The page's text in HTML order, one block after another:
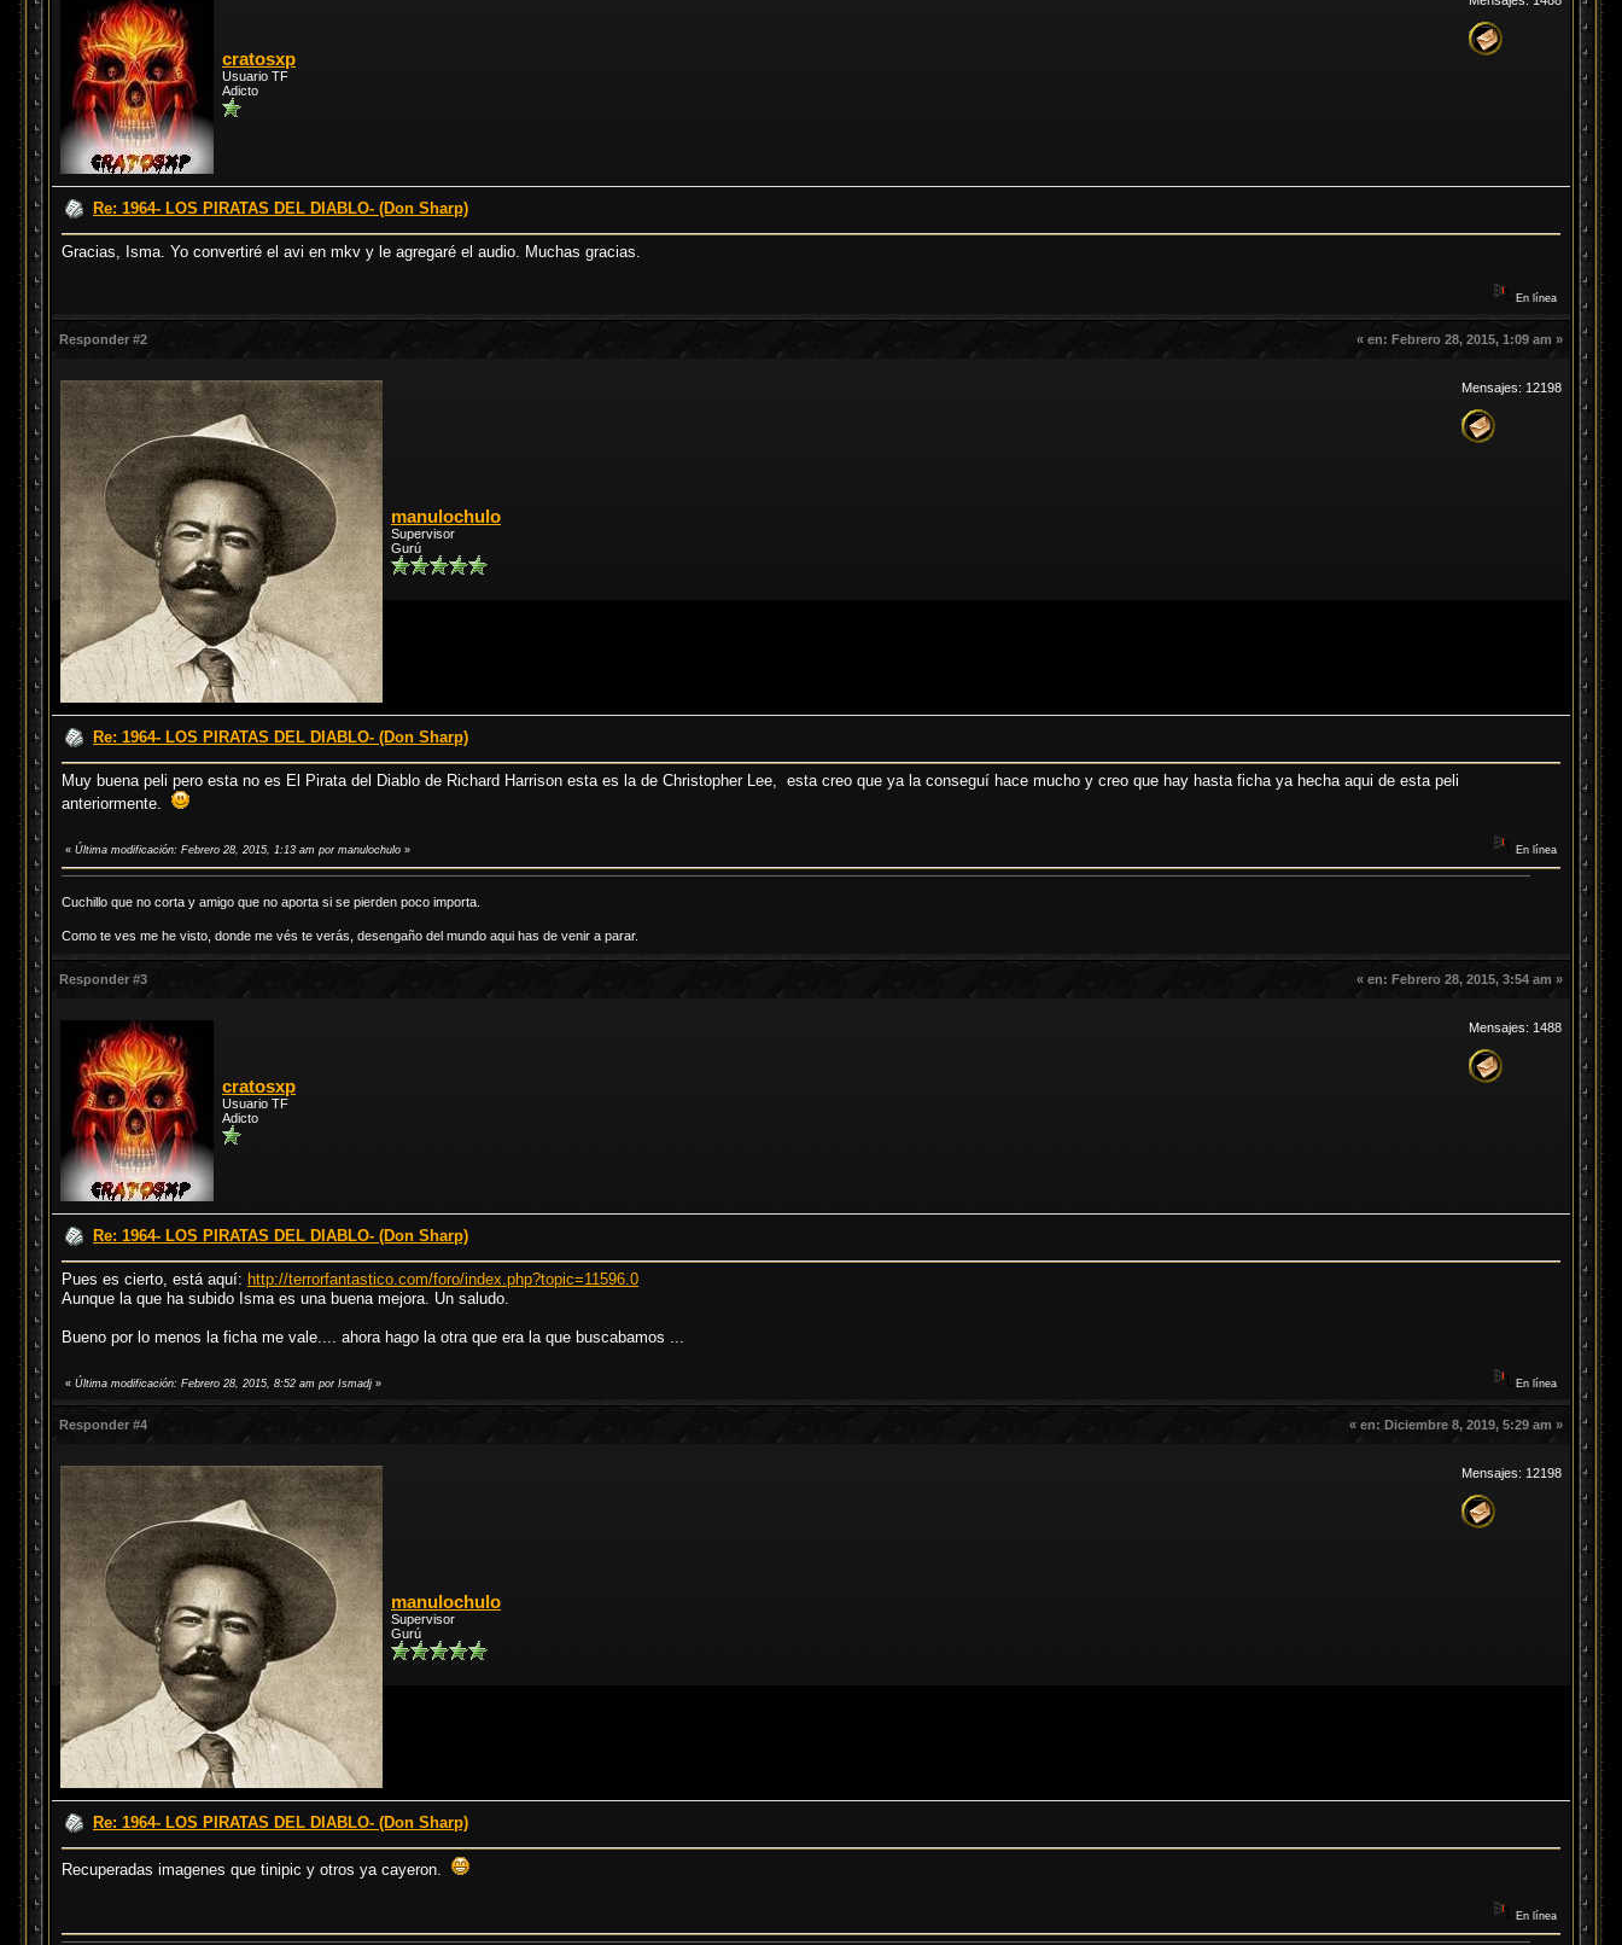
cratosxp
Usuario TF
Adicto
Re: 1964- LOS PIRATAS DEL DIABLO- (Don Sharp)
Gracias, Isma. Yo convertiré el avi en mkv y le agregaré el audio. Muchas gracias.
En línea
Responder #2 « en: Febrero 28, 2015, 1:09 am »
manulochulo
Supervisor
Gurú
Mensajes: 12198
Re: 1964- LOS PIRATAS DEL DIABLO- (Don Sharp)
Muy buena peli pero esta no es El Pirata del Diablo de Richard Harrison esta es la de Christopher Lee, esta creo que ya la conseguí hace mucho y creo que hay hasta ficha ya hecha aqui de esta peli
anteriormente.
« Última modificación: Febrero 28, 2015, 1:13 am por manulochulo » En línea
Cuchillo que no corta y amigo que no aporta si se pierden poco importa.
Como te ves me he visto, donde me vés te verás, desengaño del mundo aqui has de venir a parar.
Responder #3 « en: Febrero 28, 2015, 3:54 am »
cratosxp
Usuario TF
Adicto
Mensajes: 1488
Re: 1964- LOS PIRATAS DEL DIABLO- (Don Sharp)
Pues es cierto, está aquí: http://terrorfantastico.com/foro/index.php?topic=11596.0
Aunque la que ha subido Isma es una buena mejora. Un saludo.
Bueno por lo menos la ficha me vale.... ahora hago la otra que era la que buscabamos ...
« Última modificación: Febrero 28, 2015, 8:52 am por Ismadj » En línea
Responder #4 « en: Diciembre 8, 2019, 5:29 am »
manulochulo
Supervisor
Gurú
Mensajes: 12198
Re: 1964- LOS PIRATAS DEL DIABLO- (Don Sharp)
Recuperadas imagenes que tinipic y otros ya cayeron.
En línea